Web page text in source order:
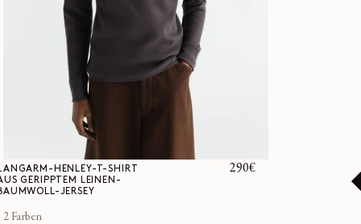
HENLEY-T-SHIRT
GERIPPTEM LEINEN-
JERSEY
Normaler
290€
2 Farben